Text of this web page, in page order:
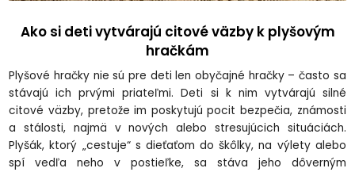
Ako si deti vytvárajú citové väzby k plyšovým
hračkám
Plyšové hračky nie sú pre deti len obyčajné hračky – často sa
stávajú ich prvými priateľmi. Deti si k nim vytvárajú silné
citové väzby, pretože im poskytujú pocit bezpečia, známosti
a stálosti, najmä v nových alebo stresujúcich situáciách.
Plyšák, ktorý „cestuje“ s dieťaťom do škôlky, na výlety alebo
spí vedľa neho v postieľke, sa stáva jeho dôverným